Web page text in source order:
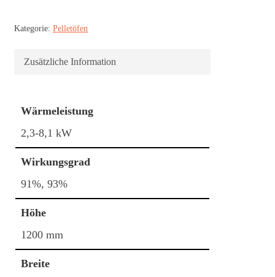
Kategorie: Pelletöfen
Zusätzliche Information
Wärmeleistung
2,3-8,1 kW
Wirkungsgrad
91%, 93%
Höhe
1200 mm
Breite